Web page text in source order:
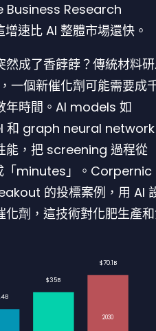
Business Research
速比 AI 整體市場還快。
然成了香餑餑？傳統材料
個新催化劑可能需要成
年時間。AI models 如
graph neural network
能，把 screening 過程從
「minutes」。Corpernic
的投標案例，用 AI
化劑，這技術對化肥生產
2030
$35B
$70.1B